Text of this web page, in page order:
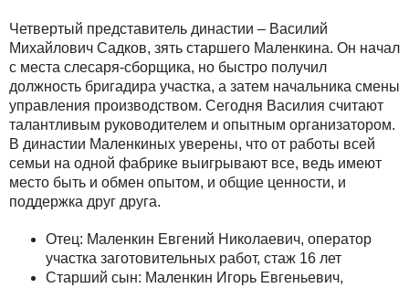
Четвертый представитель династии – Василий
Михайлович Садков, зять старшего Маленкина. Он начал
с места слесаря-сборщика, но быстро получил
должность бригадира участка, а затем начальника смены
управления производством. Сегодня Василия считают
талантливым руководителем и опытным организатором.
В династии Маленкиных уверены, что от работы всей
семьи на одной фабрике выигрывают все, ведь имеют
место быть и обмен опытом, и общие ценности, и
поддержка друг друга.
Отец: Маленкин Евгений Николаевич, оператор
участка заготовительных работ, стаж 16 лет
Старший сын: Маленкин Игорь Евгеньевич,